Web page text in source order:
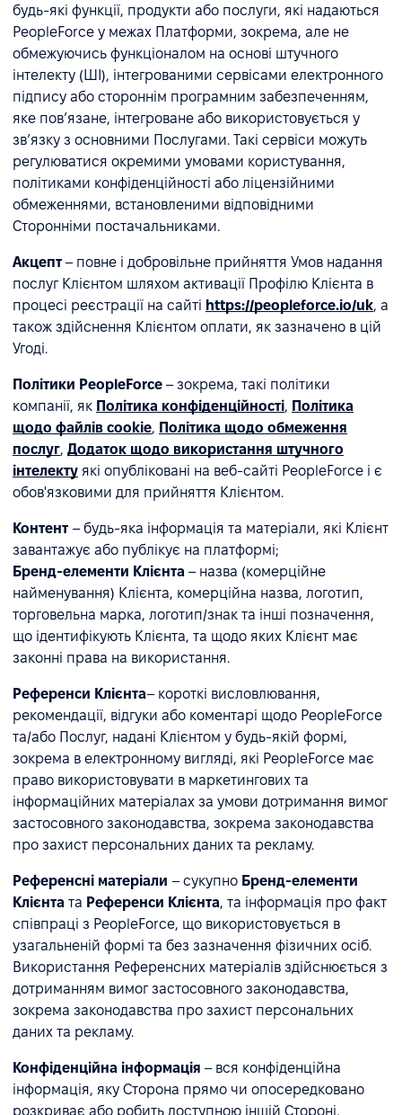
будь-які функції, продукти або послуги, які надаються
PeopleForce у межах Платформи, зокрема, але не
обмежуючись функціоналом на основі штучного
інтелекту (ШІ), інтегрованими сервісами електронного
підпису або стороннім програмним забезпеченням,
яке пов’язане, інтегроване або використовується у
зв’язку з основними Послугами. Такі сервіси можуть
регулюватися окремими умовами користування,
політиками конфіденційності або ліцензійними
обмеженнями, встановленими відповідними
Сторонніми постачальниками.
Акцепт – повне і добровільне прийняття Умов надання
послуг Клієнтом шляхом активації Профілю Клієнта в
процесі реєстрації на сайті https://peopleforce.io/uk, а
також здійснення Клієнтом оплати, як зазначено в цій
Угоді.
Політики PeopleForce – зокрема, такі політики
компанії, як Політика конфіденційності, Політика
щодо файлів cookie, Політика щодо обмеження
послуг, Додаток щодо використання штучного
інтелекту які опубліковані на веб-сайті PeopleForce і є
обов'язковими для прийняття Клієнтом.
Контент – будь-яка інформація та матеріали, які Клієнт
завантажує або публікує на платформі;
Бренд-елементи Клієнта – назва (комерційне
найменування) Клієнта, комерційна назва, логотип,
торговельна марка, логотип/знак та інші позначення,
що ідентифікують Клієнта, та щодо яких Клієнт має
законні права на використання.
Референси Клієнта– короткі висловлювання,
рекомендації, відгуки або коментарі щодо PeopleForce
та/або Послуг, надані Клієнтом у будь-якій формі,
зокрема в електронному вигляді, які PeopleForce має
право використовувати в маркетингових та
інформаційних матеріалах за умови дотримання вимог
застосовного законодавства, зокрема законодавства
про захист персональних даних та рекламу.
Референсні матеріали – сукупно Бренд-елементи
Клієнта та Референси Клієнта, та інформація про факт
співпраці з PeopleForce, що використовується в
узагальненій формі та без зазначення фізичних осіб.
Використання Референсних матеріалів здійснюється з
дотриманням вимог застосовного законодавства,
зокрема законодавства про захист персональних
даних та рекламу.
Конфіденційна інформація – вся конфіденційна
інформація, яку Сторона прямо чи опосередковано
розкриває або робить доступною іншій Стороні,